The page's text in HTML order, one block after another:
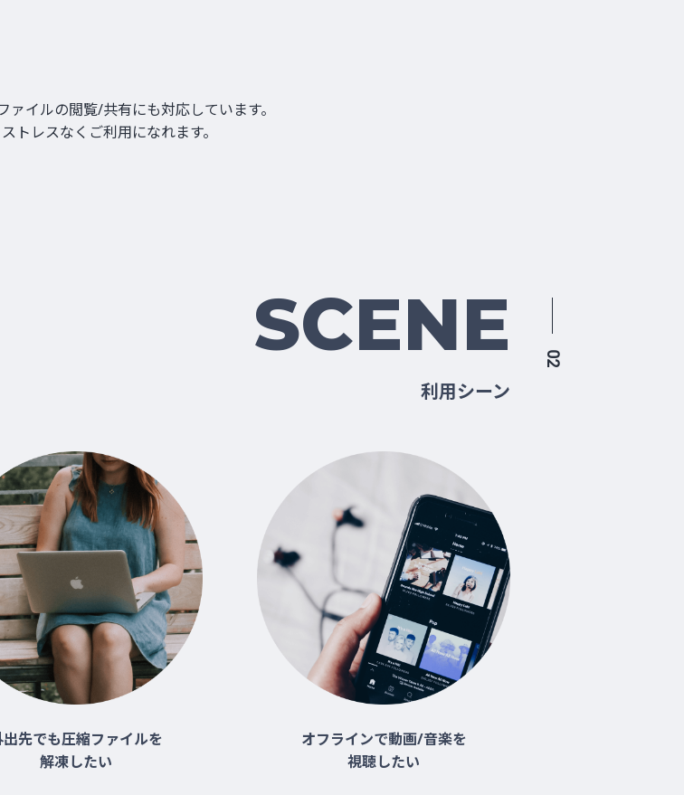
イルの閲覧/共有にも対応しています。
トレスなくご利用になれます。
02
SCENE
利用シーン
出先でも圧縮ファイルを
解凍したい
オフラインで動画/音楽を
視聴したい